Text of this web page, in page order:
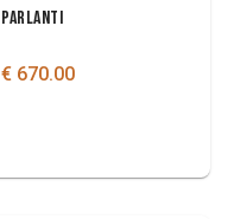
PARLANTI
€ 670.00